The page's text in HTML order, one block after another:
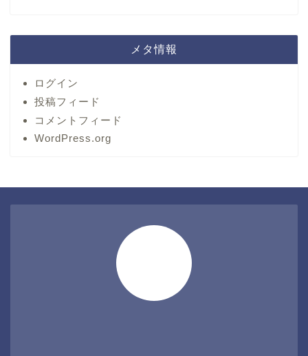
メタ情報
ログイン
投稿フィード
コメントフィード
WordPress.org